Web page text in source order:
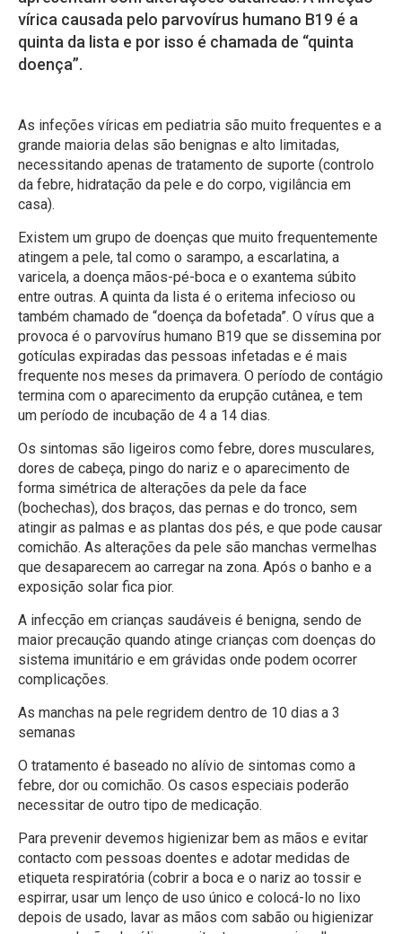
vírica causada pelo parvovírus humano B19 é a
quinta da lista e por isso é chamada de “quinta
doença”.
As infeções víricas em pediatria são muito frequentes e a
grande maioria delas são benignas e alto limitadas,
necessitando apenas de tratamento de suporte (controlo
da febre, hidratação da pele e do corpo, vigilância em
casa).
Existem um grupo de doenças que muito frequentemente
atingem a pele, tal como o sarampo, a escarlatina, a
varicela, a doença mãos-pé-boca e o exantema súbito
entre outras. A quinta da lista é o eritema infecioso ou
também chamado de “doença da bofetada”. O vírus que a
provoca é o parvovírus humano B19 que se dissemina por
gotículas expiradas das pessoas infetadas e é mais
frequente nos meses da primavera. O período de contágio
termina com o aparecimento da erupção cutânea, e tem
um período de incubação de 4 a 14 dias.
Os sintomas são ligeiros como febre, dores musculares,
dores de cabeça, pingo do nariz e o aparecimento de
forma simétrica de alterações da pele da face
(bochechas), dos braços, das pernas e do tronco, sem
atingir as palmas e as plantas dos pés, e que pode causar
comichão. As alterações da pele são manchas vermelhas
que desaparecem ao carregar na zona. Após o banho e a
exposição solar fica pior.
A infecção em crianças saudáveis é benigna, sendo de
maior precaução quando atinge crianças com doenças do
sistema imunitário e em grávidas onde podem ocorrer
complicações.
As manchas na pele regridem dentro de 10 dias a 3
semanas
O tratamento é baseado no alívio de sintomas como a
febre, dor ou comichão. Os casos especiais poderão
necessitar de outro tipo de medicação.
Para prevenir devemos higienizar bem as mãos e evitar
contacto com pessoas doentes e adotar medidas de
etiqueta respiratória (cobrir a boca e o nariz ao tossir e
espirrar, usar um lenço de uso único e colocá-lo no lixo
depois de usado, lavar as mãos com sabão ou higienizar